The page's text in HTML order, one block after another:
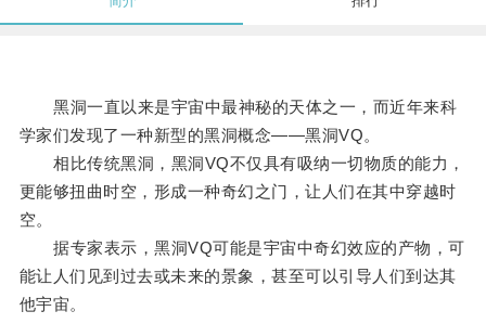
黑洞一直以来是宇宙中最神秘的天体之一，而近年来科
学家们发现了一种新型的黑洞概念——黑洞VQ。
相比传统黑洞，黑洞VQ不仅具有吸纳一切物质的能力，
更能够扭曲时空，形成一种奇幻之门，让人们在其中穿越时
空。
据专家表示，黑洞VQ可能是宇宙中奇幻效应的产物，可
能让人们见到过去或未来的景象，甚至可以引导人们到达其
他宇宙。